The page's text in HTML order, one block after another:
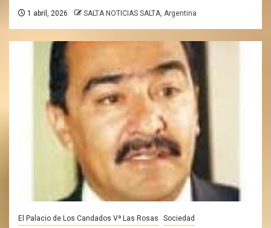
1 abril, 2026 SALTA NOTICIAS SALTA, Argentina
El Palacio de Los Candados Vª Las Rosas Sociedad